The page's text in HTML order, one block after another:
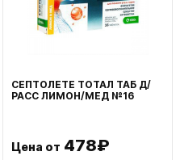
СЕПТОЛЕТЕ ТОТАЛ ТАБ Д/
РАСС ЛИМОН/МЕД №16
Цена от 478₽